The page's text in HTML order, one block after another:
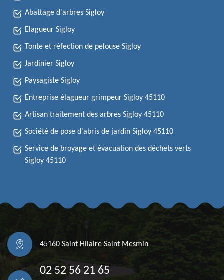
Abattage d'arbres Sigloy
Elagueur Sigloy
Tonte et réfection de pelouse Sigloy
Jardinier Sigloy
Paysagiste Sigloy
Entreprise élagueur grimpeur Sigloy 45110
Artisan traitement des arbres Sigloy 45110
Société de pose d'abris de jardin Sigloy 45110
Service de broyage et évacuation des déchets verts
Sigloy 45110
45160 Saint Hilaire Saint Mesmin
02 52 56 21 65